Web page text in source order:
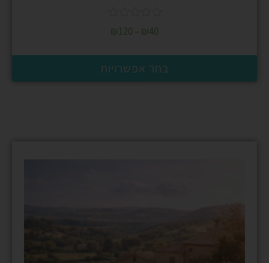
₪40
–
₪120
בחר אפשרויות